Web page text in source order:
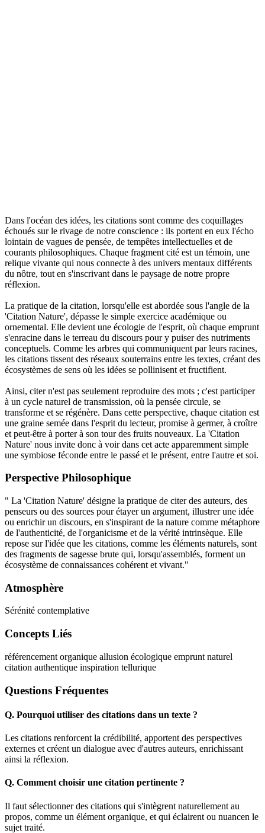
Dans l'océan des idées, les citations sont comme des coquillages
échoués sur le rivage de notre conscience : ils portent en eux l'écho
lointain de vagues de pensée, de tempêtes intellectuelles et de
courants philosophiques. Chaque fragment cité est un témoin, une
relique vivante qui nous connecte à des univers mentaux différents
du nôtre, tout en s'inscrivant dans le paysage de notre propre
réflexion.
La pratique de la citation, lorsqu'elle est abordée sous l'angle de la
'Citation Nature', dépasse le simple exercice académique ou
ornemental. Elle devient une écologie de l'esprit, où chaque emprunt
s'enracine dans le terreau du discours pour y puiser des nutriments
conceptuels. Comme les arbres qui communiquent par leurs racines,
les citations tissent des réseaux souterrains entre les textes, créant des
écosystèmes de sens où les idées se pollinisent et fructifient.
Ainsi, citer n'est pas seulement reproduire des mots ; c'est participer
à un cycle naturel de transmission, où la pensée circule, se
transforme et se régénère. Dans cette perspective, chaque citation est
une graine semée dans l'esprit du lecteur, promise à germer, à croître
et peut-être à porter à son tour des fruits nouveaux. La 'Citation
Nature' nous invite donc à voir dans cet acte apparemment simple
une symbiose féconde entre le passé et le présent, entre l'autre et soi.
Perspective Philosophique
" La 'Citation Nature' désigne la pratique de citer des auteurs, des
penseurs ou des sources pour étayer un argument, illustrer une idée
ou enrichir un discours, en s'inspirant de la nature comme métaphore
de l'authenticité, de l'organicisme et de la vérité intrinsèque. Elle
repose sur l'idée que les citations, comme les éléments naturels, sont
des fragments de sagesse brute qui, lorsqu'assemblés, forment un
écosystème de connaissances cohérent et vivant."
Atmosphère
Sérénité contemplative
Concepts Liés
référencement organique allusion écologique emprunt naturel
citation authentique inspiration tellurique
Questions Fréquentes
Q. Pourquoi utiliser des citations dans un texte ?
Les citations renforcent la crédibilité, apportent des perspectives
externes et créent un dialogue avec d'autres auteurs, enrichissant
ainsi la réflexion.
Q. Comment choisir une citation pertinente ?
Il faut sélectionner des citations qui s'intègrent naturellement au
propos, comme un élément organique, et qui éclairent ou nuancen le
sujet traité.